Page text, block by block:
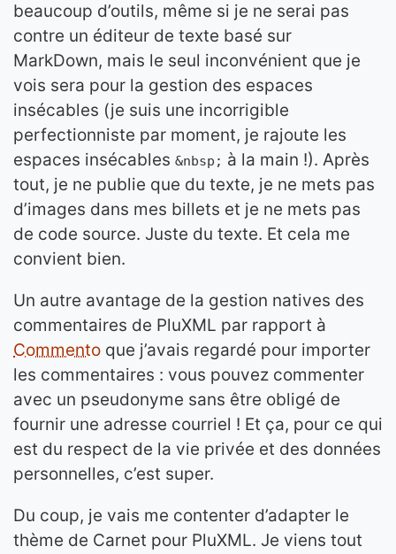
beaucoup d’outils, même si je ne serai pas
contre un éditeur de texte basé sur
MarkDown, mais le seul inconvénient que je
vois sera pour la gestion des espaces
insécables (je suis une incorrigible
perfectionniste par moment, je rajoute les
espaces insécables &nbsp; à la main !). Après
tout, je ne publie que du texte, je ne mets pas
d’images dans mes billets et je ne mets pas
de code source. Juste du texte. Et cela me
convient bien.
Un autre avantage de la gestion natives des
commentaires de PluXML par rapport à
Commento que j’avais regardé pour importer
les commentaires : vous pouvez commenter
avec un pseudonyme sans être obligé de
fournir une adresse courriel ! Et ça, pour ce qui
est du respect de la vie privée et des données
personnelles, c’est super.
Du coup, je vais me contenter d’adapter le
thème de Carnet pour PluXML. Je viens tout